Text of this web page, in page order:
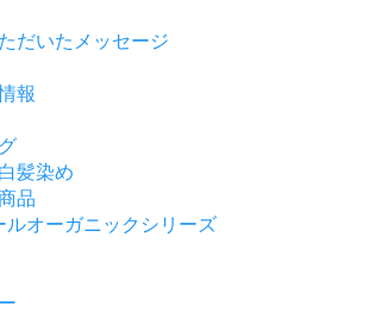
だいたメッセージ
報
髪染め
品
ルオーガニックシリーズ